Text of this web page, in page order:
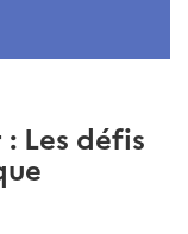
Les défis